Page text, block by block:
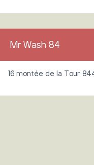
Mr Wash 84
16 montée de la Tour